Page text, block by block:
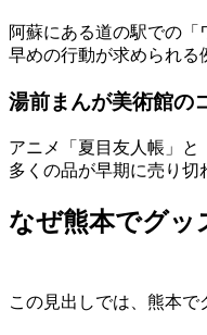
阿蘇にある道の駅での
早めの行動が求められる
湯前まんが美術館の
アニメ「夏目友人帳」
多くの品が早期に売り切
なぜ熊本でグッ
この見出しでは、熊本